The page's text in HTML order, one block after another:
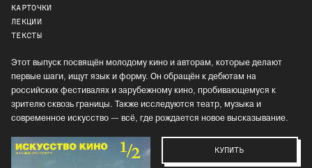
КАРТОЧКИ
ЛЕКЦИИ
ТЕКСТЫ
Этот выпуск посвящён молодому кино и авторам, которые делают
первые шаги, ищут язык и форму. Он обращён к дебютам на
российских фестивалях и зарубежному кино, пробивающемуся к
зрителю сквозь границы. Также исследуются театр, музыка и
современное искусство — всё, где рождается новое высказывание.
КУПИТЬ